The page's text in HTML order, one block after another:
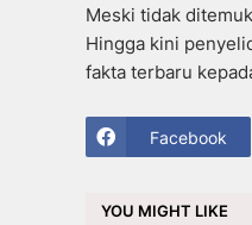
Meski tidak
Hingga kini
fakta terbaru
Facebook
YOU MIGHT LIKE